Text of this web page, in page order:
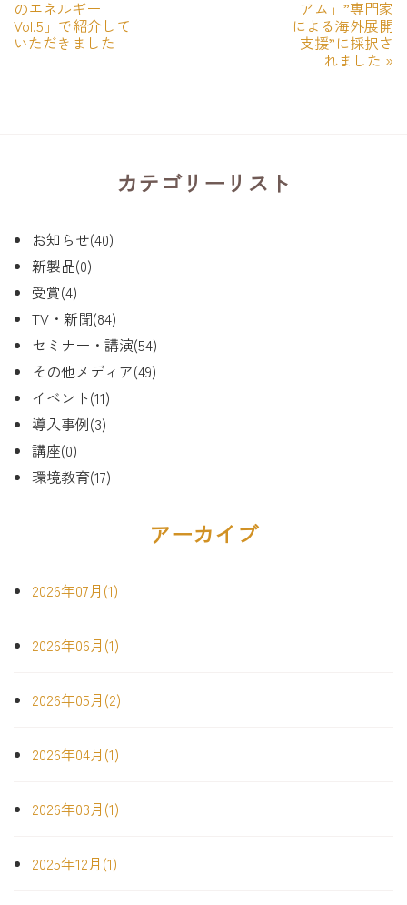
のエネルギー
Vol.5」で紹介して
いただきました
アム」”専門家
による海外展開
支援”に採択さ
れました »
カテゴリーリスト
お知らせ(40)
新製品(0)
受賞(4)
TV・新聞(84)
セミナー・講演(54)
その他メディア(49)
イベント(11)
導入事例(3)
講座(0)
環境教育(17)
アーカイブ
2026年07月(1)
2026年06月(1)
2026年05月(2)
2026年04月(1)
2026年03月(1)
2025年12月(1)